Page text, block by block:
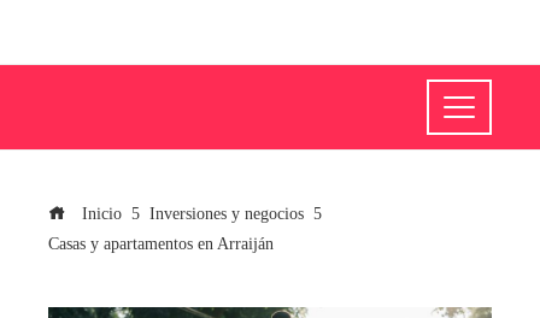
Inicio
Inversiones y negocios
Casas y apartamentos en Arraiján